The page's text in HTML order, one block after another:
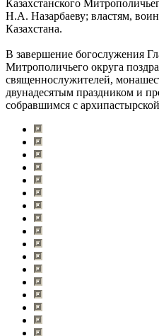
Казахстанского
Н.А. Назарбаеву; властям,
Казахстана.
В завершение богослужения
Митрополичьего округа
священнослужителей,
двунадесятым праздником и
собравшимся с